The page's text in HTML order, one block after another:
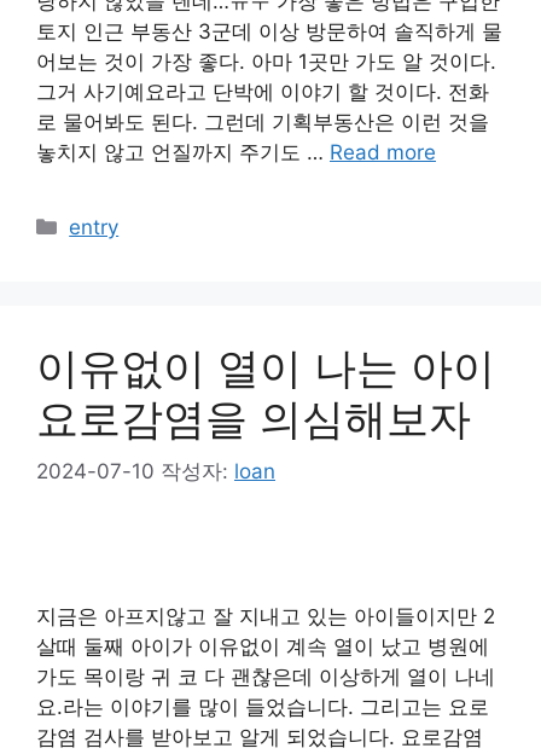
토지 인근 부동산 3군데 이상 방문하여 솔직하게 물
어보는 것이 가장 좋다. 아마 1곳만 가도 알 것이다.
그거 사기예요라고 단박에 이야기 할 것이다. 전화
로 물어봐도 된다. 그런데 기획부동산은 이런 것을
놓치지 않고 언질까지 주기도 … Read more
카
entry
이유없이 열이 나는 아이
요로감염을 의심해보자
2024-07-10 작성자: loan
지금은 아프지않고 잘 지내고 있는 아이들이지만 2
살때 둘째 아이가 이유없이 계속 열이 났고 병원에
가도 목이랑 귀 코 다 괜찮은데 이상하게 열이 나네
요.라는 이야기를 많이 들었습니다. 그리고는 요로
감염 검사를 받아보고 알게 되었습니다. 요로감염